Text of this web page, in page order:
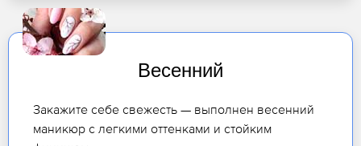
Весенний
Закажите себе свежесть — выполнен весенний
маникюр с легкими оттенками и стойким